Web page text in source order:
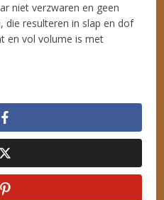
niet verzwaren en geen
die resulteren in slap en dof
en vol volume is met